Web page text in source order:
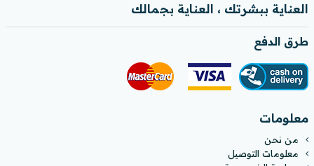
العناية ببشرتك ، العناية بجمالك
طرق الدفع
معلومات
من نحن
معلومات التوصيل